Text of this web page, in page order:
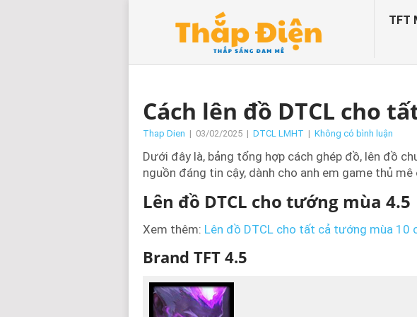
TFT
Cách lên đồ DTCL cho
Thap Dien | 03/02/2025 | DTCL LMHT | Không có bình luận
Dưới đây là, bảng tổng hợp cách ghép đồ, lên đồ
nguồn đáng tin cậy, dành cho anh em game thủ mê
Lên đồ DTCL cho tướng mùa 4.5
Xem thêm: Lên đồ DTCL cho tất cả tướng mùa 10
Brand TFT 4.5